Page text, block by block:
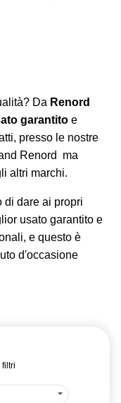
Da Renord
garantito e
presso le nostre
Renord ma
altri marchi.
di dare ai propri
usato garantito e
e questo è
d'occasione
filtri